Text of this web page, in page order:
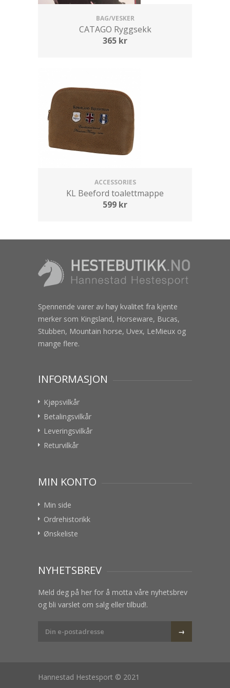
BAG/VESKER
CATAGO Ryggsekk
365 kr
ACCESSORIES
KL Beeford toalettmappe
599 kr
Spennende varer av høy kvalitet fra kjente
merker som Kingsland, Horseware, Bucas,
Stubben, Mountain horse, Uvex, LeMieux og
mange flere.
INFORMASJON
Kjøpsvilkår
Betalingsvilkår
Leveringsvilkår
Returvilkår
MIN KONTO
Min side
Ordrehistorikk
Ønskeliste
NYHETSBREV
Meld deg på her for å motta våre nyhetsbrev
og bli varslet om salg eller tilbud!.
Hannestad Hestesport © 2021